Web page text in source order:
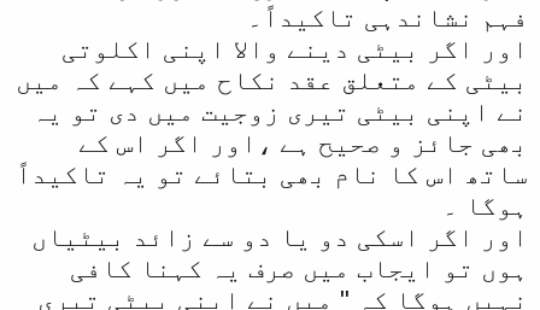
فہم نشاندہی تاکیداً۔
اور اگر بیٹی دینے والا اپنی اکلوتی
بیٹی کے متعلق عقد نکاح میں کہے کہ میں
نے اپنی بیٹی تیری زوجیت میں دی تو یہ
بھی جائز و صحیح ہے ،اور اگر اس کے
ساتھ اس کا نام بھی بتائے تو یہ تاکیداً
ہوگا ۔
اور اگر اسکی دو یا دو سے زائد بیٹیاں
ہوں تو ایجاب میں صرف یہ کہنا کافی
نہیں ہوگا کہ " میں نے اپنی بیٹی تیری